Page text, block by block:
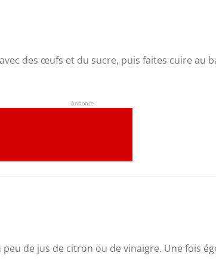
des œufs et du sucre, puis faites cuire au
Annonce
de jus de citron ou de vinaigre. Une fois